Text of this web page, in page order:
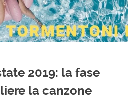
2019: la fase
la canzone